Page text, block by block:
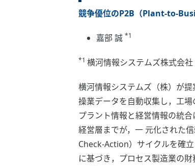
競争優位のP2B（Plant-to-
嘉部 誠 *1
*1 横河情報システムズ株式会社
横河情報システムズ（株）が
操業データを自動収集し，工
プラント情報と経営情報の統
経営層までが，一 元化された
Check-Action）サイクルを確
に基づき，プロセス製造業の